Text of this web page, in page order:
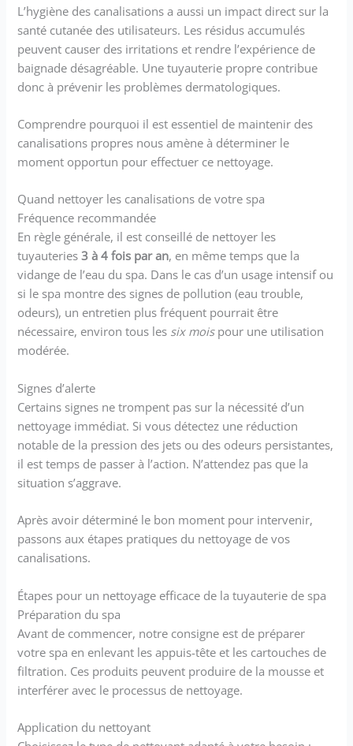
L’hygiène des canalisations a aussi un impact direct sur la
santé cutanée des utilisateurs. Les résidus accumulés
peuvent causer des irritations et rendre l’expérience de
baignade désagréable. Une tuyauterie propre contribue
donc à prévenir les problèmes dermatologiques.
Comprendre pourquoi il est essentiel de maintenir des
canalisations propres nous amène à déterminer le
moment opportun pour effectuer ce nettoyage.
Quand nettoyer les canalisations de votre spa
Fréquence recommandée
En règle générale, il est conseillé de nettoyer les
tuyauteries3 à 4 fois par an, en même temps que la
vidange de l’eau du spa. Dans le cas d’un usage intensif ou
si le spa montre des signes de pollution (eau trouble,
odeurs), un entretien plus fréquent pourrait être
nécessaire, environ tous les six moispour une utilisation
modérée.
Signes d’alerte
Certains signes ne trompent pas sur la nécessité d’un
nettoyage immédiat. Si vous détectez une réduction
notable de la pression des jets ou des odeurs persistantes,
il est temps de passer à l’action. N’attendez pas que la
situation s’aggrave.
Après avoir déterminé le bon moment pour intervenir,
passons aux étapes pratiques du nettoyage de vos
canalisations.
Étapes pour un nettoyage efficace de la tuyauterie de spa
Préparation du spa
Avant de commencer, notre consigne est de préparer
votre spa en enlevant les appuis-tête et les cartouches de
filtration. Ces produits peuvent produire de la mousse et
interférer avec le processus de nettoyage.
Application du nettoyant